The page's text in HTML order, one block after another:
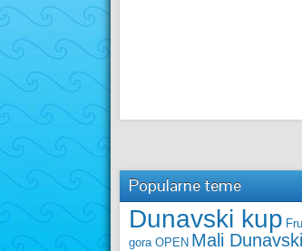
Popularne teme
Dunavski kup
gora OPEN Mali